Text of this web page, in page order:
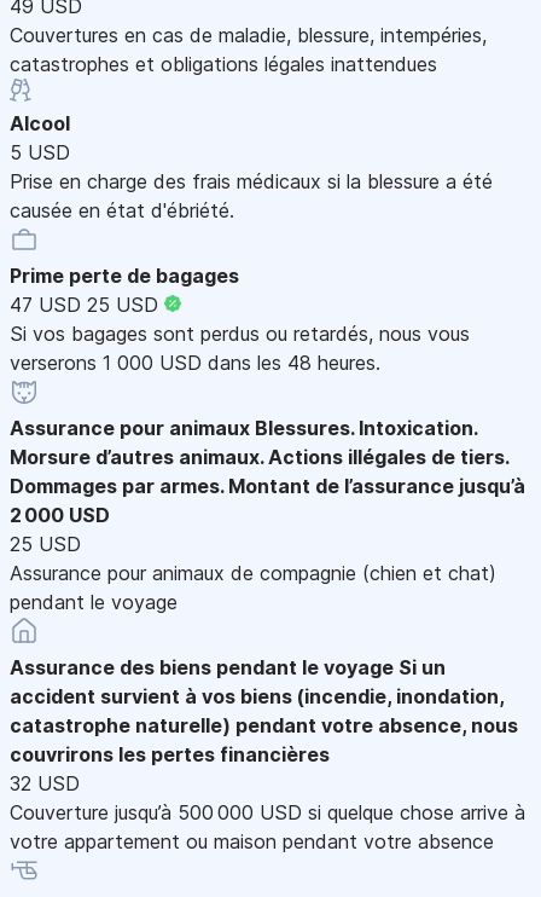
49 USD
Couvertures en cas de maladie, blessure, intempéries,
catastrophes et obligations légales inattendues
Alcool
5 USD
Prise en charge des frais médicaux si la blessure a été
causée en état d'ébriété.
Prime perte de bagages
47 USD 25 USD
Si vos bagages sont perdus ou retardés, nous vous
verserons 1 000 USD dans les 48 heures.
Assurance pour animaux Blessures. Intoxication.
Morsure d’autres animaux. Actions illégales de tiers.
Dommages par armes. Montant de l’assurance jusqu’à
2 000 USD
25 USD
Assurance pour animaux de compagnie (chien et chat)
pendant le voyage
Assurance des biens pendant le voyage Si un
accident survient à vos biens (incendie, inondation,
catastrophe naturelle) pendant votre absence, nous
couvrirons les pertes financières
32 USD
Couverture jusqu’à 500 000 USD si quelque chose arrive à
votre appartement ou maison pendant votre absence